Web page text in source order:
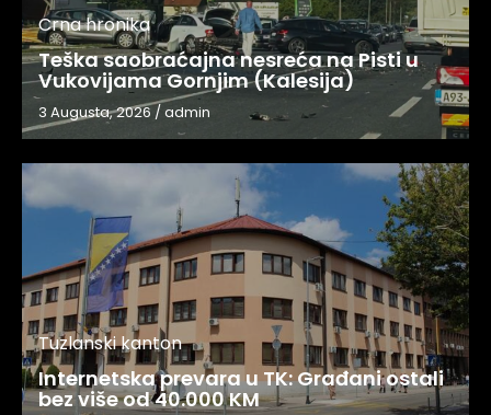
Crna hronika
Teška saobraćajna nesreća na Pisti u
Vukovijama Gornjim (Kalesija)
3 Augusta, 2026 / admin
Tuzlanski kanton
Internetska prevara u TK: Građani ostali
bez više od 40.000 KM